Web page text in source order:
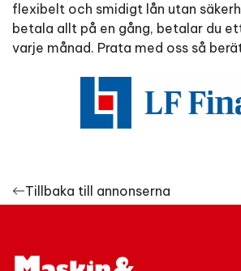
flexibelt och smidigt lån utan
betala allt på en gång, betalar du
varje månad. Prata med oss så
Tillbaka till annonserna